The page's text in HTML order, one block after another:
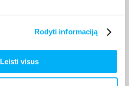
Rodyti informaciją
Leisti visus